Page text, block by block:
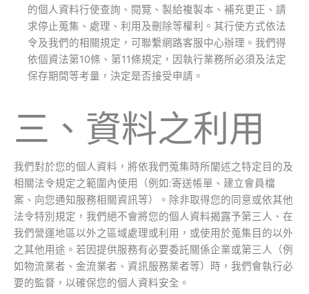
的個人資料行使查詢、閱覽、製給複製本、補充更正、請
求停止蒐集、處理、利用及刪除等權利。其行使方式依法
令及我們的相關規定，可聯繫網路客服中心辦理。我們得
依個資法第10條、第11條規定，因執行業務所必須及法定
保存期間等考量，決定是否接受申請。
三、資料之利用
我們對於您的個人資料，將依我們蒐集時所闡述之特定目的及
相關法令規定之範圍內使用（例如:寄送帳單、建立會員檔
案、向您通知服務相關資訊等）。除非取得您的同意或依其他
法令特別規定，我們絕不會將您的個人資料揭露予第三人、在
我們營運地區以外之區域處理或利用，或使用於蒐集目的以外
之其他用途。若因提供服務有必要委託關係企業或第三人（例
如物流業者、金流業者、資訊服務業者等）時，我們會執行必
要的監督，以確保您的個人資料安全。